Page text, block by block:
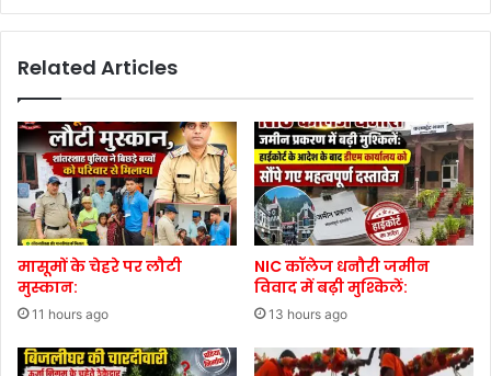
Related Articles
मासूमों के चेहरे पर लौटी
मुस्कान:
11 hours ago
NIC कॉलेज धनौरी जमीन
विवाद में बढ़ी मुश्किलें:
13 hours ago